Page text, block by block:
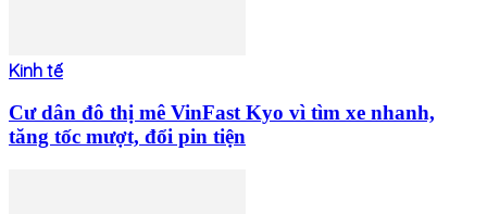
Kinh tế
Cư dân đô thị mê VinFast Kyo vì tìm xe nhanh,
tăng tốc mượt, đổi pin tiện